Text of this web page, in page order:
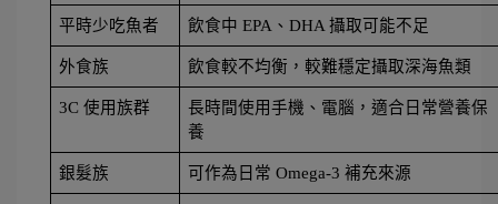
平時少吃魚者 飲食中 EPA、DHA 攝取可能不足
外食族 飲食較不均衡，較難穩定攝取深海魚類
3C 使用族群
長時間使用手機、電腦，適合日常營養保
養
銀髮族 可作為日常 Omega-3 補充來源